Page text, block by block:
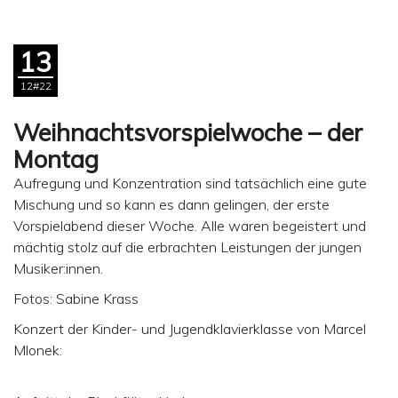
13
12#22
Weihnachtsvorspielwoche – der
Montag
Aufregung und Konzentration sind tatsächlich eine gute
Mischung und so kann es dann gelingen, der erste
Vorspielabend dieser Woche. Alle waren begeistert und
mächtig stolz auf die erbrachten Leistungen der jungen
Musiker:innen.
Fotos: Sabine Krass
Konzert der Kinder- und Jugendklavierklasse von Marcel
Mlonek: